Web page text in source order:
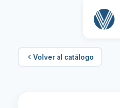
Volver al catálogo